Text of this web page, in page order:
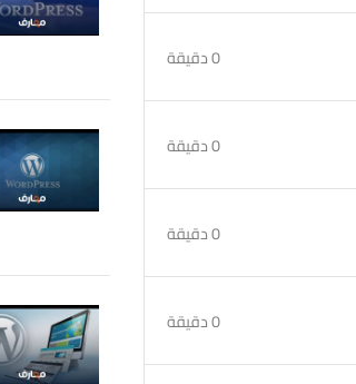
0 دقيقة
0 دقيقة
0 دقيقة
0 دقيقة